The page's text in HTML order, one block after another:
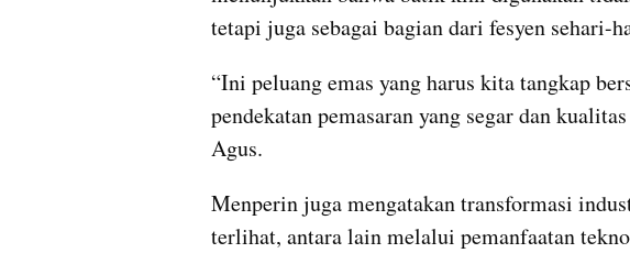
tetapi juga sebagai bagian dari fesyen sehari-
“Ini peluang emas yang harus kita tangkap
pendekatan pemasaran yang segar dan
Agus.
Menperin juga mengatakan transformasi
terlihat, antara lain melalui pemanfaatan